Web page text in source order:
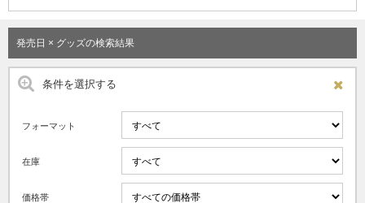
発売日 × グッズの検索結果
条件を選択する
フォーマット
在庫
価格帯